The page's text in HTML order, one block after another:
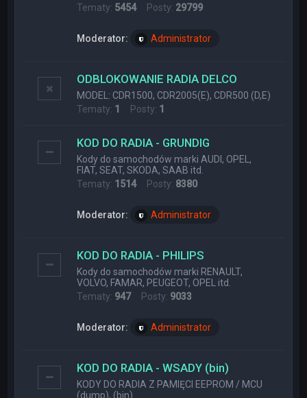
Tematy: 5454Posty: 29799
Moderator: Administrator
ODBLOKOWANIE RADIA DELCO
MODEL: CDR1500, CDR2005(E), CDR500 (D,E)
Tematy: 1 Posty: 1
KOD DO RADIA - GRUNDIG
Kody do samochodów marki AUDI, OPEL,
FIAT, SEAT, SKODA, SAAB itd.
Tematy: 1514Posty: 8380
Moderator: Administrator
KOD DO RADIA - PHILIPS
Kody do samochodów marki RENAULT,
VOLVO, FAMAR, PEUGEOT, OPEL itd.
Tematy: 947Posty: 9033
Moderator: Administrator
KOD DO RADIA - WSADY (bin)
KODY DO RADIA Z PAMIĘCI EEPROM / MCU
(dump), (bin)